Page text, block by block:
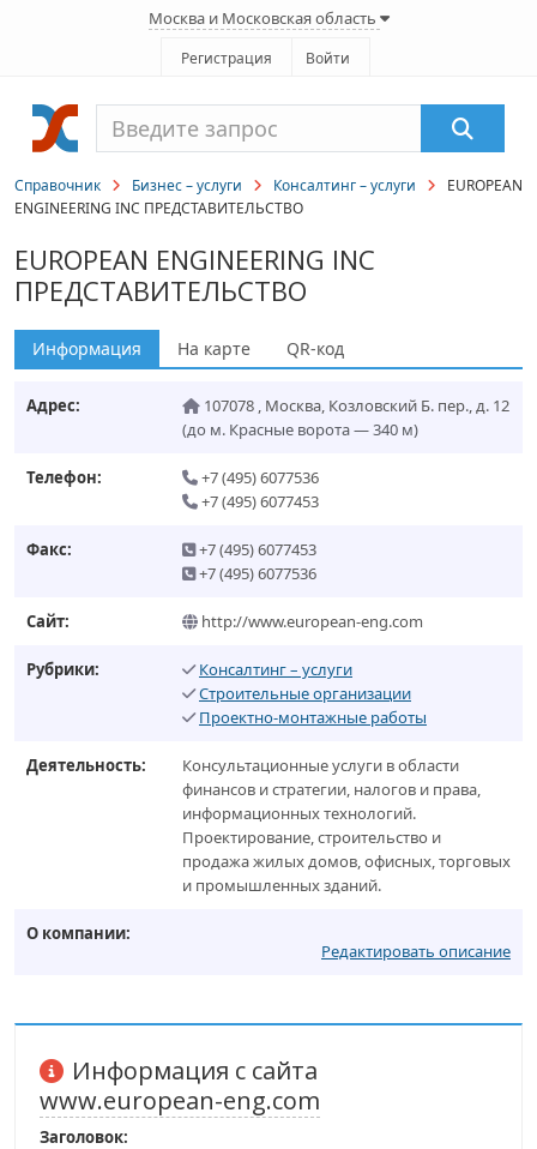
Москва и Московская область
Регистрация Войти
Справочник Бизнес – услуги Консалтинг – услуги
EUROPEAN
ENGINEERING INC ПРЕДСТАВИТЕЛЬСТВО
EUROPEAN ENGINEERING INC
ПРЕДСТАВИТЕЛЬСТВО
Информация На карте QR-код
Адрес: 107078 , Москва, Козловский Б. пер., д. 12
(до м. Красные ворота — 340 м)
Телефон:
+7 (495) 6077536
+7 (495) 6077453
Факс:
+7 (495) 6077453
+7 (495) 6077536
Сайт: http://www.european-eng.com
Рубрики:
Консалтинг – услуги
Строительные организации
Проектно-монтажные работы
Деятельность:
Консультационные услуги в области
финансов и стратегии, налогов и права,
информационных технологий.
Проектирование, строительство и
продажа жилых домов, офисных, торговых
и промышленных зданий.
О компании:
Редактировать описание
Информация с сайта
www.european-eng.com
Заголовок: